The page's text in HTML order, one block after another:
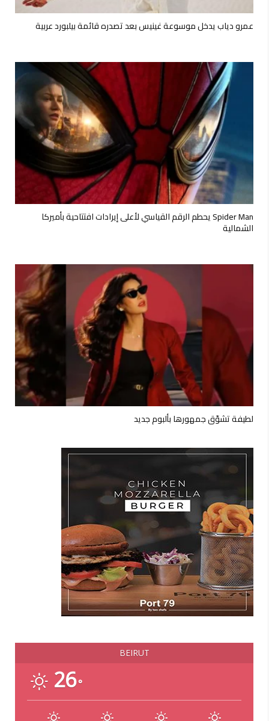
عمرو دياب يدخل موسوعة غينيس بعد تصدره قائمة بيلبورد عربية
Spider Man يحطم الرقم القياسي لأعلى إيرادات افتتاحية بأميركا
الشمالية
لطيفة تشوّق جمهورها بألبوم جديد
BEIRUT
26°